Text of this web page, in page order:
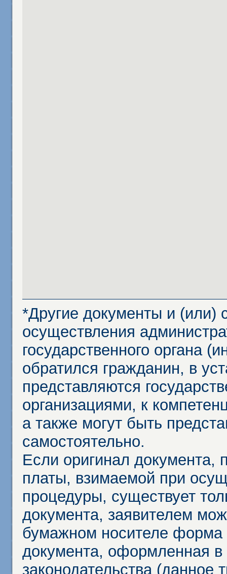
*Другие документы и (или)
осуществления
государственного органа
обратился гражданин, в
представляются
организациями, к
а также могут быть
самостоятельно.
Если оригинал документа,
платы, взимаемой при
процедуры, существует
документа, заявителем
бумажном носителе форма
документа, оформленная в
законодательства (данное